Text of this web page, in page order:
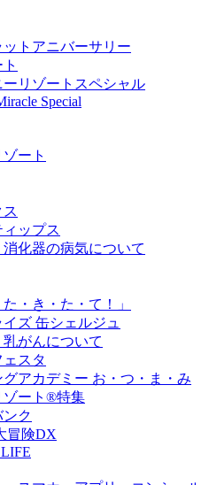
ットアニバーサリー
リゾートスペシャル
Special
ート
ップス
化器の病気について
・き・た・て！」
ズ 缶シェルジュ
がんについて
スタ
グアカデミー お・つ・ま・み
ゾート®特集
ンク
冒険DX